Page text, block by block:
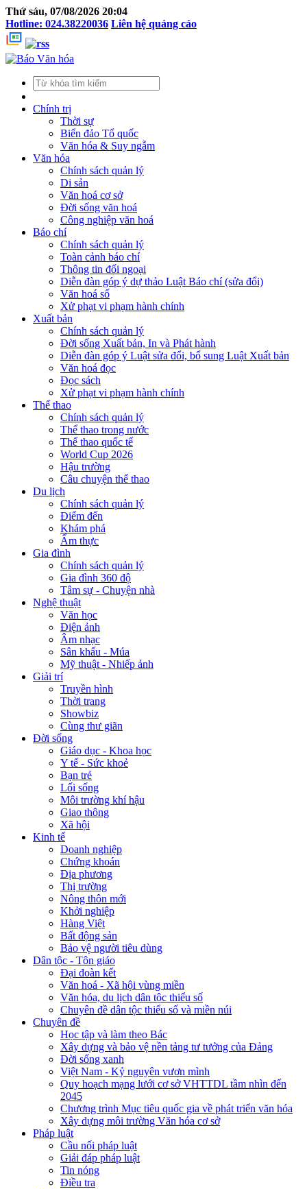
Thứ sáu, 07/08/2026 20:04
Hotline: 024.38220036 Liên hệ quảng cáo
Chính trị
Thời sự
Biển đảo Tổ quốc
Văn hóa & Suy ngẫm
Văn hóa
Chính sách quản lý
Di sản
Văn hoá cơ sở
Đời sống văn hoá
Công nghiệp văn hoá
Báo chí
Chính sách quản lý
Toàn cảnh báo chí
Thông tin đối ngoại
Diễn đàn góp ý dự thảo Luật Báo chí (sửa đổi)
Văn hoá số
Xử phạt vi phạm hành chính
Xuất bản
Chính sách quản lý
Đời sống Xuất bản, In và Phát hành
Diễn đàn góp ý Luật sửa đổi, bổ sung Luật Xuất bản
Văn hoá đọc
Đọc sách
Xử phạt vi phạm hành chính
Thể thao
Chính sách quản lý
Thể thao trong nước
Thể thao quốc tế
World Cup 2026
Hậu trường
Câu chuyện thể thao
Du lịch
Chính sách quản lý
Điểm đến
Khám phá
Ẩm thực
Gia đình
Chính sách quản lý
Gia đình 360 độ
Tâm sự - Chuyện nhà
Nghệ thuật
Văn học
Điện ảnh
Âm nhạc
Sân khấu - Múa
Mỹ thuật - Nhiếp ảnh
Giải trí
Truyền hình
Thời trang
Showbiz
Cùng thư giãn
Đời sống
Giáo dục - Khoa học
Y tế - Sức khoẻ
Bạn trẻ
Lối sống
Môi trường khí hậu
Giao thông
Xã hội
Kinh tế
Doanh nghiệp
Chứng khoán
Địa phương
Thị trường
Nông thôn mới
Khởi nghiệp
Hàng Việt
Bất động sản
Bảo vệ người tiêu dùng
Dân tộc - Tôn giáo
Đại đoàn kết
Văn hoá - Xã hội vùng miền
Văn hóa, du lịch dân tộc thiểu số
Chuyên đề dân tộc thiểu số và miền núi
Chuyên đề
Học tập và làm theo Bác
Xây dựng và bảo vệ nền tảng tư tưởng của Đảng
Đời sống xanh
Việt Nam - Kỷ nguyên vươn mình
Quy hoạch mạng lưới cơ sở VHTTDL tầm nhìn đến
2045
Chương trình Mục tiêu quốc gia về phát triển văn hóa
Xây dựng môi trường Văn hóa cơ sở
Pháp luật
Cầu nối pháp luật
Giải đáp pháp luật
Tin nóng
Điều tra